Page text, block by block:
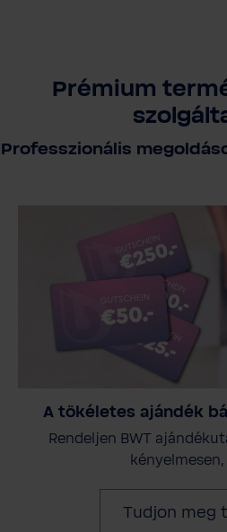
Prémium
Professzionális
A tökéletes ajándék
Rendeljen BWT
Tudjon meg